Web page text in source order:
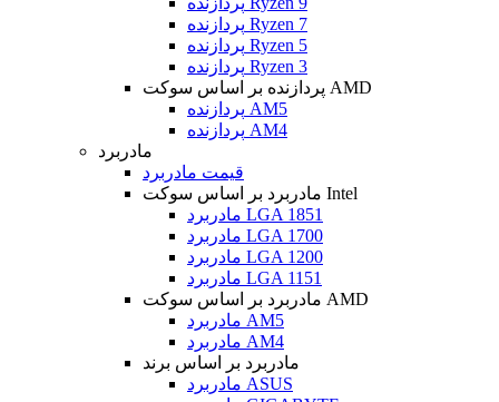
پردازنده Ryzen 7
پردازنده Ryzen 5
پردازنده Ryzen 3
پردازنده بر اساس سوکت AMD
پردازنده AM5
پردازنده AM4
مادربرد
قیمت مادربرد
مادربرد بر اساس سوکت Intel
مادربرد LGA 1851
مادربرد LGA 1700
مادربرد LGA 1200
مادربرد LGA 1151
مادربرد بر اساس سوکت AMD
مادربرد AM5
مادربرد AM4
مادربرد بر اساس برند
مادربرد ASUS